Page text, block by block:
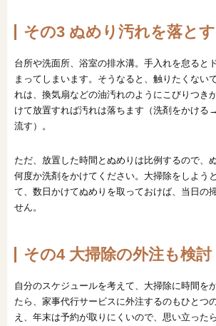
その3 ぬめり汚れを落とす
台所や洗面所、浴室の排水溝。手入れを怠ると
まってしまいます。そうなると、触りたくない
れは、換気扇などの油汚れのようにこびりつき
けて放置すれば汚れは落ちます（洗剤をかけ
流す）。
ただ、放置した時間とぬめりは比例するので、
何度か洗剤をかけてください。大掃除をしよう
て、数日かけてぬめりを取っておけば、当日の
せん。
その4 大掃除の外注も検討
自分のスケジュールを考えて、大掃除に時間を
たら、家事代行サービスに外注するのもひとつ
え、年末は予約が取りにくいので、思い立った